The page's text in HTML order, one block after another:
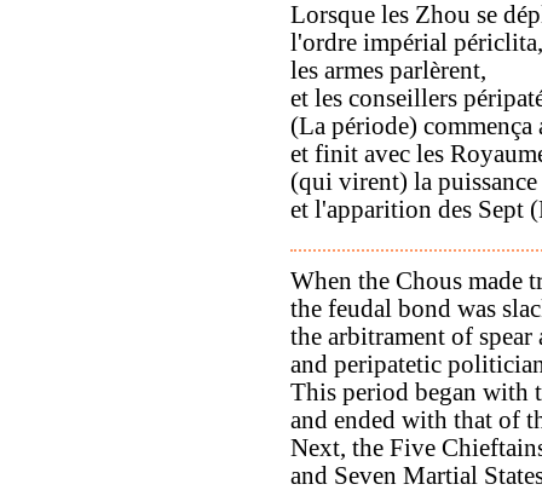
Lorsque les Zhou se
l'ordre impérial périclita,
les armes parlèrent,
et les conseillers
(La période) commença
et finit avec les
(qui virent) la
et l'apparition des Sept
When the Chous made
the feudal bond was
the arbitrament of
and peripatetic
This period began with
and ended with that of
Next, the Five
and Seven Martial